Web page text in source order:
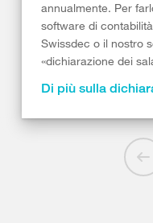
annualmente. Per
software di
Swissdec o il nostro
«dichiarazione dei
Di più sulla